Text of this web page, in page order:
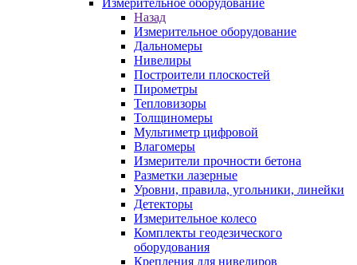
Измерительное оборудование
Назад
Измерительное оборудование
Дальномеры
Нивелиры
Построители плоскостей
Пирометры
Тепловизоры
Толщиномеры
Мультиметр цифровой
Влагомеры
Измерители прочности бетона
Разметки лазерные
Уровни, правила, угольники, линейки
Детекторы
Измерительное колесо
Комплекты геодезического
оборудования
Крепления для нивелиров